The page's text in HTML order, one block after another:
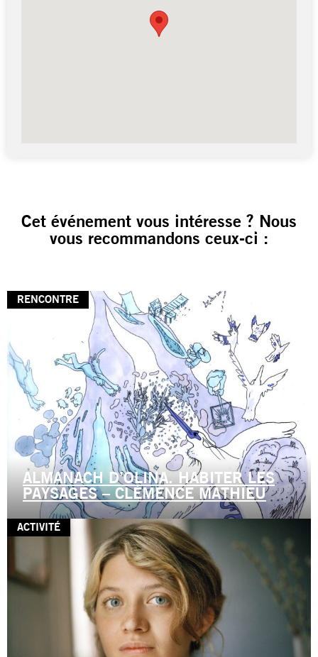
Cet événement vous intéresse ? Nous
vous recommandons ceux-ci :
RENCONTRE
ALMANACH D’OLINA. HABITER LES
PAYSAGES – CLÉMENCE MATHIEU
ACTIVITÉ